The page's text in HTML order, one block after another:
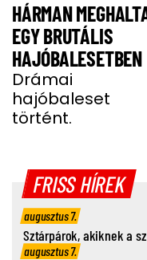
HÁRMAN
EGY BRUTÁLIS
HAJÓBALESETBEN
Drámai
hajóbaleset
történt.
FRISS HÍREK
augusztus 7.
Sztárpárok, akiknek a
augusztus 7.